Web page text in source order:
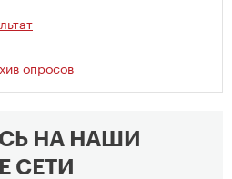
опросов
НА НАШИ
СЕТИ